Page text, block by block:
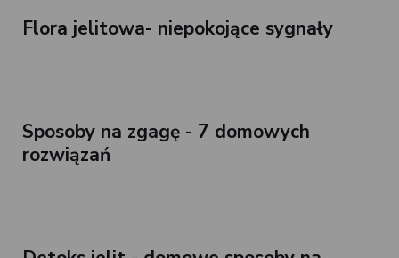
Flora jelitowa- niepokojące sygnały
Sposoby na zgagę - 7 domowych
rozwiązań